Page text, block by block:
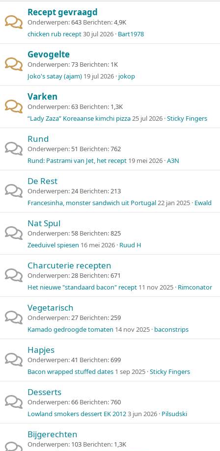
Recept gevraagd
Onderwerpen 643 Berichten 4,9K
chicken rub recept30 jul 2026 Bart1978
Gevogelte
Onderwerpen 73 Berichten 1K
Joko's satay (ajam) 19 jul 2026 jokop
Varken
Onderwerpen 63 Berichten 1,3K
“Lady Zaza” Koreaanse kimchi pizza25 jul 2026 Sticky Fingers
Rund
Onderwerpen 51 Berichten 762
Rund: Pastrami van Jet, het recept 19 mei 2026 A3N
De Rest
Onderwerpen 24 Berichten 213
Francesinha, monster sandwich uit Portugal22 jan 2025 Ewald
Nat Spul
Onderwerpen 58 Berichten 825
Zeeduivel spiesen 16 mei 2026 Ruud H
Charcuterie recepten
Onderwerpen 28 Berichten 671
Het nieuwe "standaard bacon" recept 11 nov 2025 Rimconator
Vegetarisch
Onderwerpen 27 Berichten 259
Kamado gedroogde tomaten 14 nov 2025 baconstrips
Hapjes
Onderwerpen 41 Berichten 699
Bacon wrapped stuffed dates 1 sep 2025 Sticky Fingers
Desserts
Onderwerpen 66 Berichten 760
Lowland smokers dessert EK 20123 jun 2026 Pilsudski
Bijgerechten
Onderwerpen 103 Berichten 1,3K